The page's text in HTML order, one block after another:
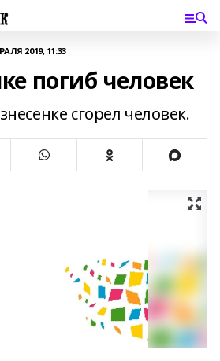
2019, 11:33
погиб человек
сгорел человек.